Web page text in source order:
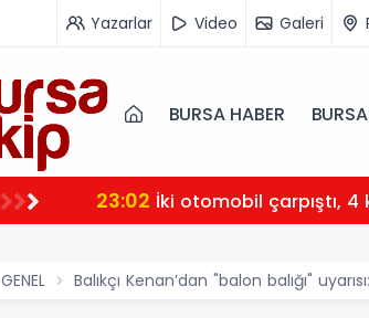
Yazarlar Video Galeri
BURSA HABER
23:02 İki otomobil çarpıştı,
GENEL Balıkçı Kenan’dan "balon balığı"